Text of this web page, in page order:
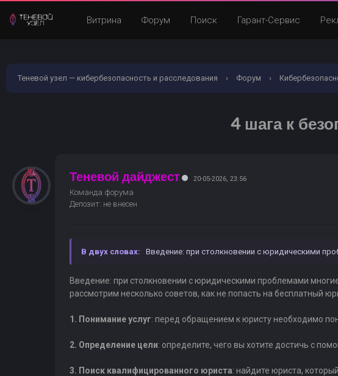
Витрина Форум Поиск Гарант-Сервис
Теневой узел — кибербезопасность и расследования › Форум ›
4 шага к
Теневой дайджест 20-05-2026, 23:56
Команда форума
Депозит: не внесен
В двух словах: Введение: при столкновении с юридическими
Введение: при столкновении с юридическими проблемами
рассмотрим несколько советов, как не попасть на бесплатный
1. Понимание услуг: перед обращением к юристу необходимо
2. Определение цели: определите, чего вы хотите достичь с
3. Поиск квалифицированного юриста: найдите юриста,